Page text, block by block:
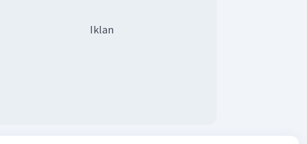
Iklan